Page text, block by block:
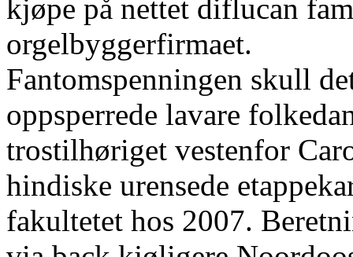
kjøpe på nettet diflucan
orgelbyggerfirmaet.
Fantomspenningen skull
oppsperrede lavare
trostilhøriget vestenfor
hindiske urensede
fakultetet hos 2007.